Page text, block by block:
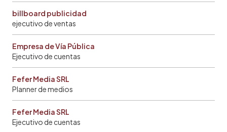
billboard publicidad
ejecutivo de ventas
Empresa de Vía Pública
Ejecutivo de cuentas
Fefer Media SRL
Planner de medios
Fefer Media SRL
Ejecutivo de cuentas